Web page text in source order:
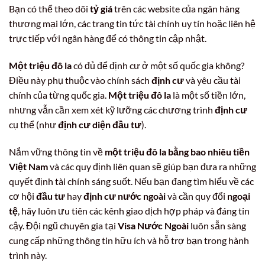
Bạn có thể theo dõi tỷ giátrên các website của ngân hàng
thương mại lớn, các trang tin tức tài chính uy tín hoặc liên hệ
trực tiếp với ngân hàng để có thông tin cập nhật.
Một triệu đô lacó đủ để định cư ở một số quốc gia không?
Điều này phụ thuộc vào chính sách định cưvà yêu cầu tài
chính của từng quốc gia. Một triệu đô la là một số tiền lớn,
nhưng vẫn cần xem xét kỹ lưỡng các chương trình định cư
cụ thể (nhưđịnh cư diện đầu tư).
Nắm vững thông tin về một triệu đô la bằng bao nhiêu tiền
Việt Namvà các quy định liên quan sẽ giúp bạn đưa ra những
quyết định tài chính sáng suốt. Nếu bạn đang tìm hiểu về các
cơ hội đầu tư hayđịnh cư nước ngoàivà cần quy đổi ngoại
tệ , hãy luôn ưu tiên các kênh giao dịch hợp pháp và đáng tin
cậy. Đội ngũ chuyên gia tại Visa Nước Ngoài luôn sẵn sàng
cung cấp những thông tin hữu ích và hỗ trợ bạn trong hành
trình này.